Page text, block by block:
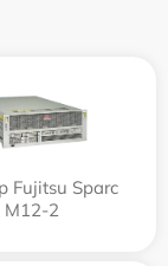
Fujitsu Sparc
M12-2